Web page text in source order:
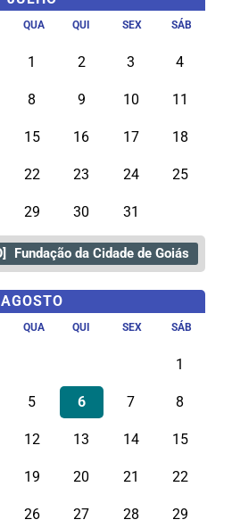
QUA QUI SEX SÁB
1 2 3 4
8 9 10 11
15 16 17 18
22 23 24 25
29 30 31
Fundação da Cidade de Goiás
AGOSTO
QUA QUI SEX SÁB
1
5 6 7 8
12 13 14 15
19 20 21 22
26 27 28 29